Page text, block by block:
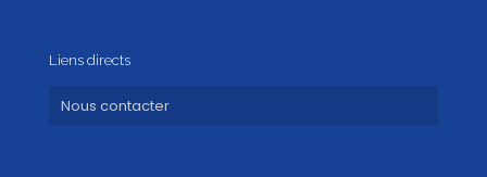
Liens directs
Nous contacter